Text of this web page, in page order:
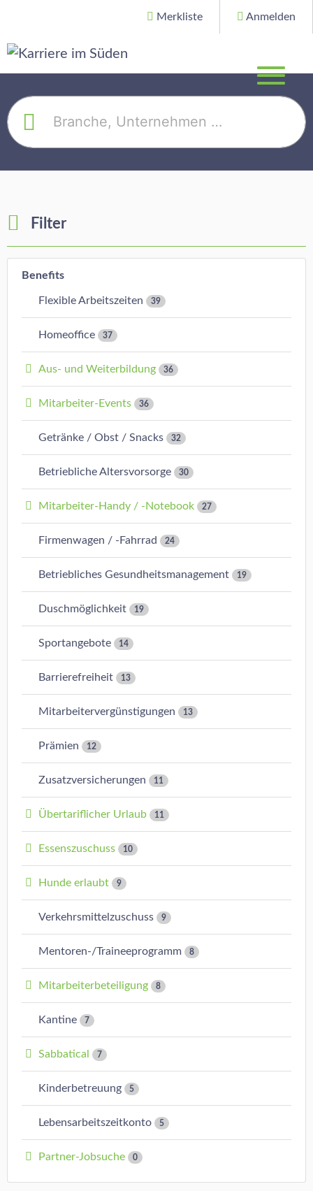
Merkliste Anmelden
Filter
Benefits
Flexible Arbeitszeiten 39
Homeoffice 37
Aus- und Weiterbildung 36
Mitarbeiter-Events 36
Getränke / Obst / Snacks 32
Betriebliche Altersvorsorge 30
Mitarbeiter-Handy / -Notebook 27
Firmenwagen / -Fahrrad 24
Betriebliches Gesundheitsmanagement 19
Duschmöglichkeit 19
Sportangebote 14
Barrierefreiheit 13
Mitarbeitervergünstigungen 13
Prämien 12
Zusatzversicherungen 11
Übertariflicher Urlaub 11
Essenszuschuss 10
Hunde erlaubt 9
Verkehrsmittelzuschuss 9
Mentoren-/Traineeprogramm 8
Mitarbeiterbeteiligung 8
Kantine 7
Sabbatical 7
Kinderbetreuung 5
Lebensarbeitszeitkonto 5
Partner-Jobsuche 0